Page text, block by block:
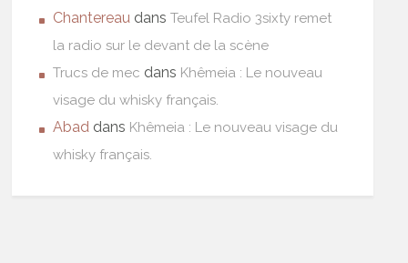
Chantereau dansTeufel Radio 3sixty remet
la radio sur le devant de la scène
Trucs de mec dans Khêmeia : Le nouveau
visage du whisky français.
Abad dans Khêmeia : Le nouveau visage du
whisky français.